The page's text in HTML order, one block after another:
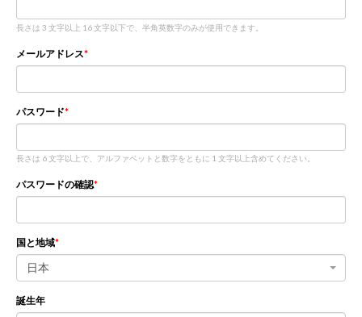
長さは 3 文字以上 16 文字以下で、半角英数字のみが使用できます。
メールアドレス
パスワード
長さは 6 文字以上で、アルファベットと数字をともに 1 文字以上含めてください。
パスワードの確認
国と地域
日本
誕生年